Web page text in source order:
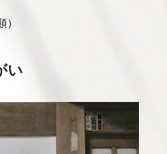
い